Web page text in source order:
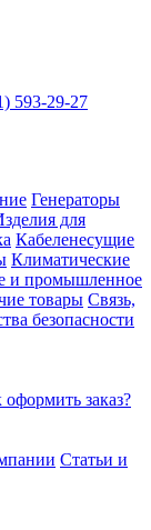
593-29-27
Генераторы
для
Кабеленесущие
Климатические
и промышленное
товары Связь,
безопасности
оформить заказ?
Статьи и